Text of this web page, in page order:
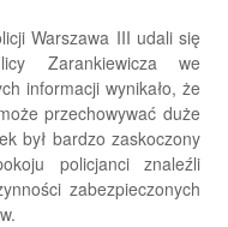
Warszawa III udali się
Zarankiewicza we
informacji wynikało, że
przechowywać duże
był bardzo zaskoczony
policjanci znaleźli
zabezpieczonych